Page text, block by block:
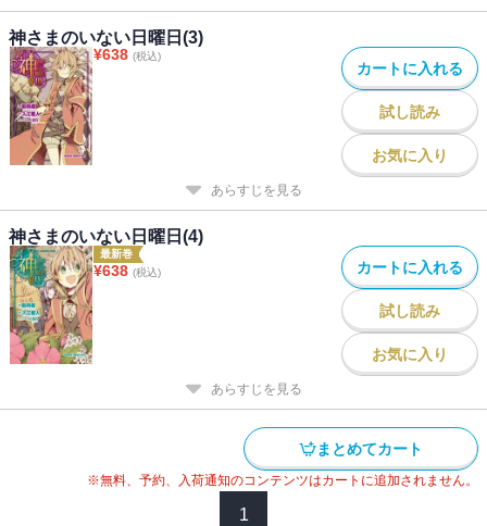
神さまのいない日曜日(3)
¥638 (税込)
カートに入れる
試し読み
お気に入り
あらすじを見る
神さまのいない日曜日(4)
最新巻
¥638 (税込) カートに入れる
試し読み
お気に入り
あらすじを見る
まとめてカート
※無料、予約、入荷通知のコンテンツはカートに追加されません。
1